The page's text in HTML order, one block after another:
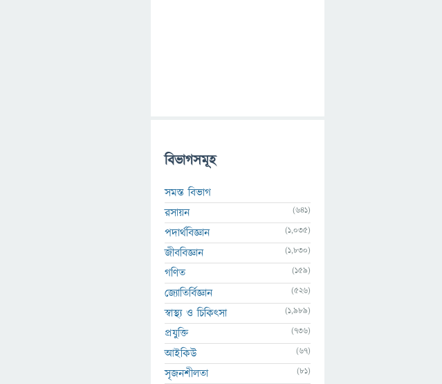
বিভাগসমূহ
সমস্ত বিভাগ
রসায়ন
(641)
পদার্থবিজ্ঞান (1,035)
জীববিজ্ঞান (1,830)
গণিত (159)
জ্যোতির্বিজ্ঞান (526)
স্বাস্থ্য ও চিকিৎসা (1,989)
প্রযুক্তি (736)
আইকিউ (67)
সৃজনশীলতা (81)